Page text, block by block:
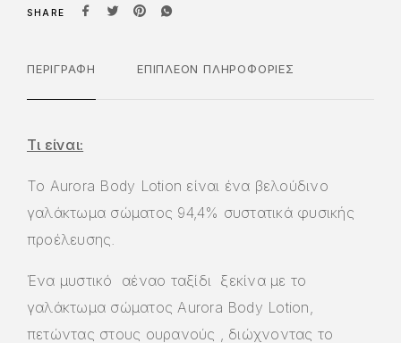
SHARE
ΠΕΡΙΓΡΑΦΉ ΕΠΙΠΛΈΟΝ ΠΛΗΡΟΦΟΡΊΕΣ
Τι είναι:
Το Aurora Body Lotion είναι ένα βελούδινο
γαλάκτωμα σώματος 94,4% συστατικά φυσικής
προέλευσης.
Ένα μυστικό αέναο ταξίδι ξεκίνα με το
γαλάκτωμα σώματος Aurora Body Lotion,
πετώντας στους ουρανούς , διώχνοντας το